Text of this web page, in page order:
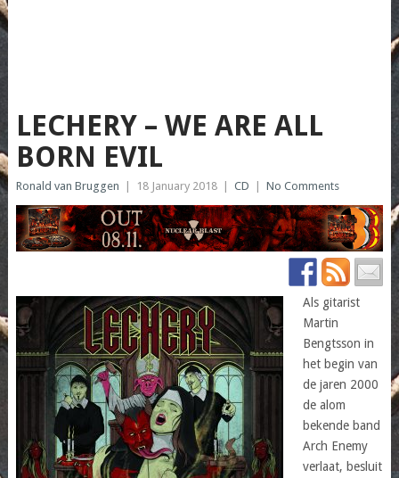
LECHERY – WE ARE ALL
BORN EVIL
Ronald van Bruggen 18 January 2018 CD No Comments
Als gitarist
Martin
Bengtsson in
het begin van
de jaren 2000
de alom
bekende band
Arch Enemy
verlaat, besluit